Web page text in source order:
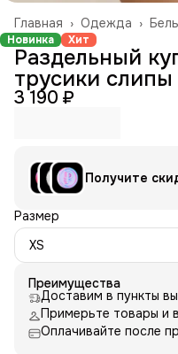
Одежда ›
Главная ›
Новинка Хит
Раздельный
трусики слипы
3 190 ₽
Получите
Размер
XS
Преимущества
Доставим в пункты
Примерьте товары и
Оплачивайте после